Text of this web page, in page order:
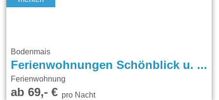
Bodenmais
Ferienwohnungen Schönblick u. Dorfblick
Ferienwohnung
ab 69,- €pro Nacht